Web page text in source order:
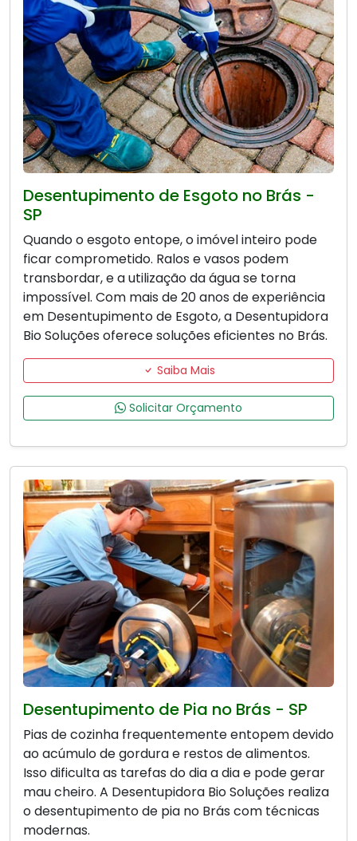
Desentupimento de Esgoto no Brás -
SP
Quando o esgoto entope, o imóvel inteiro pode
ficar comprometido. Ralos e vasos podem
transbordar, e a utilização da água se torna
impossível. Com mais de 20 anos de experiência
em Desentupimento de Esgoto, a Desentupidora
Bio Soluções oferece soluções eficientes no Brás.
Saiba Mais
Solicitar Orçamento
Desentupimento de Pia no Brás - SP
Pias de cozinha frequentemente entopem devido
ao acúmulo de gordura e restos de alimentos.
Isso dificulta as tarefas do dia a dia e pode gerar
mau cheiro. A Desentupidora Bio Soluções realiza
o desentupimento de pia no Brás com técnicas
modernas.